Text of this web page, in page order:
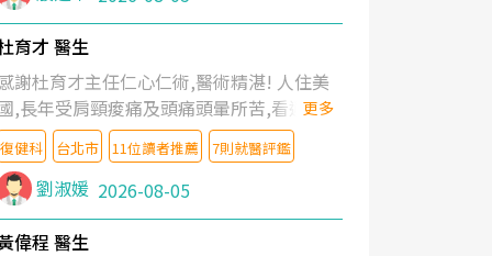
育才 醫生
謝杜育才主任仁心仁術,醫術精湛! 人住美
,長年受肩頸痠痛及頭痛頭暈所苦,看遍名醫
授,做了各種檢查,也嘗試過西醫打針,中醫
灸及物理徒手治療都沒有用,後來連吃到嗎
類止痛藥都效果有限,只是壓症狀,沒多久就
起來,多年失眠嚴重影響生活品質. 台灣親
介紹忠孝醫院杜育才主任是頸頭症候群專
更多
復健科 台北市 11位讀者推薦 7則就醫評鑑
劉淑媛 2026-08-05
偉程 醫生